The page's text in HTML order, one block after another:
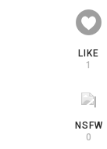
LIKE
1
NSFW
0